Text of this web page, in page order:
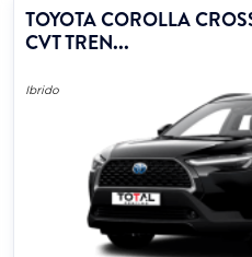
TOYOTA COROLLA
CVT TREN...
Ibrido